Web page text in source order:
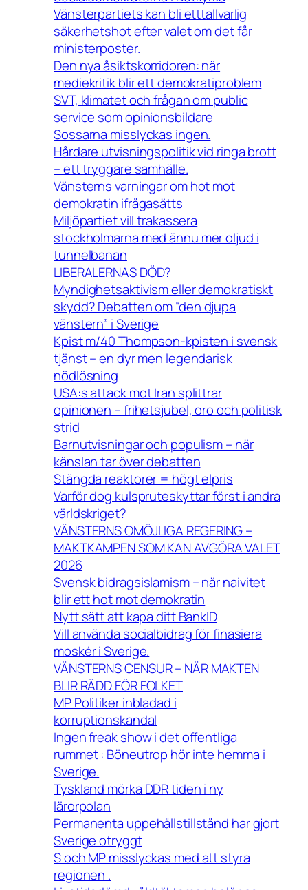
Vänsterpartiets kan bli etttallvarlig
säkerhetshot efter valet om det får
ministerposter.
Den nya åsiktskorridoren: när
mediekritik blir ett demokratiproblem
SVT, klimatet och frågan om public
service som opinionsbildare
Sossarna misslyckas ingen.
Hårdare utvisningspolitik vid ringa brott
– ett tryggare samhälle.
Vänsterns varningar om hot mot
demokratin ifrågasätts
Miljöpartiet vill trakassera
stockholmarna med ännu mer oljud i
tunnelbanan
LIBERALERNAS DÖD?
Myndighetsaktivism eller demokratiskt
skydd? Debatten om “den djupa
vänstern” i Sverige
Kpist m/40 Thompson-kpisten i svensk
tjänst – en dyr men legendarisk
nödlösning
USA:s attack mot Iran splittrar
opinionen – frihetsjubel, oro och politisk
strid
Barnutvisningar och populism – när
känslan tar över debatten
Stängda reaktorer = högt elpris
Varför dog kulspruteskyttar först i andra
världskriget?
VÄNSTERNS OMÖJLIGA REGERING –
MAKTKAMPEN SOM KAN AVGÖRA VALET
2026
Svensk bidragsislamism – när naivitet
blir ett hot mot demokratin
Nytt sätt att kapa ditt BankID
Vill använda socialbidrag för finasiera
moskér i Sverige.
VÄNSTERNS CENSUR – NÄR MAKTEN
BLIR RÄDD FÖR FOLKET
MP Politiker inbladad i
korruptionskandal
Ingen freak show i det offentliga
rummet : Böneutrop hör inte hemma i
Sverige.
Tyskland mörka DDR tiden i ny
lärorpolan
Permanenta uppehållstillstånd har gjort
Sverige otryggt
S och MP misslyckas med att styra
regionen .